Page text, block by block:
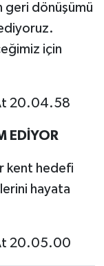
geri dönüşümü
için
EDİYOR
kent hedefi
hayata